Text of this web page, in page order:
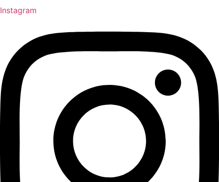
Instagram